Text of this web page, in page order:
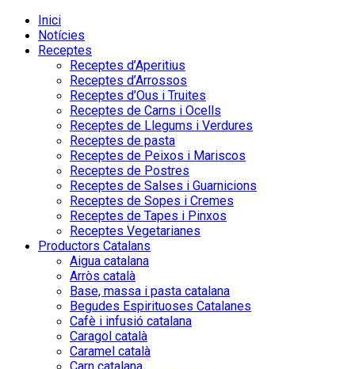
Inici
Notícies
Receptes
Receptes d’Aperitius
Receptes d’Arrossos
Receptes d’Ous i Truites
Receptes de Carns i Ocells
Receptes de Llegums i Verdures
Receptes de pasta
Receptes de Peixos i Mariscos
Receptes de Postres
Receptes de Salses i Guarnicions
Receptes de Sopes i Cremes
Receptes de Tapes i Pinxos
Receptes Vegetarianes
Productors Catalans
Aigua catalana
Arròs català
Base, massa i pasta catalana
Begudes Espirituoses Catalanes
Cafè i infusió catalana
Caragol català
Caramel català